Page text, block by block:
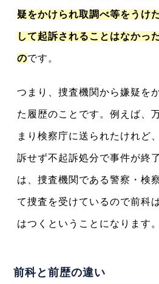
疑をかけられ取調べ等をうけ
して起訴されることはなかっ
のです。
つまり、捜査機関から嫌疑を
た履歴のことです。例えば、
まり検察庁に送られたけれど
訴せず不起訴処分で事件が終
は、捜査機関である警察・検
て捜査を受けているので前科
はつくということになります。
前科と前歴の違い